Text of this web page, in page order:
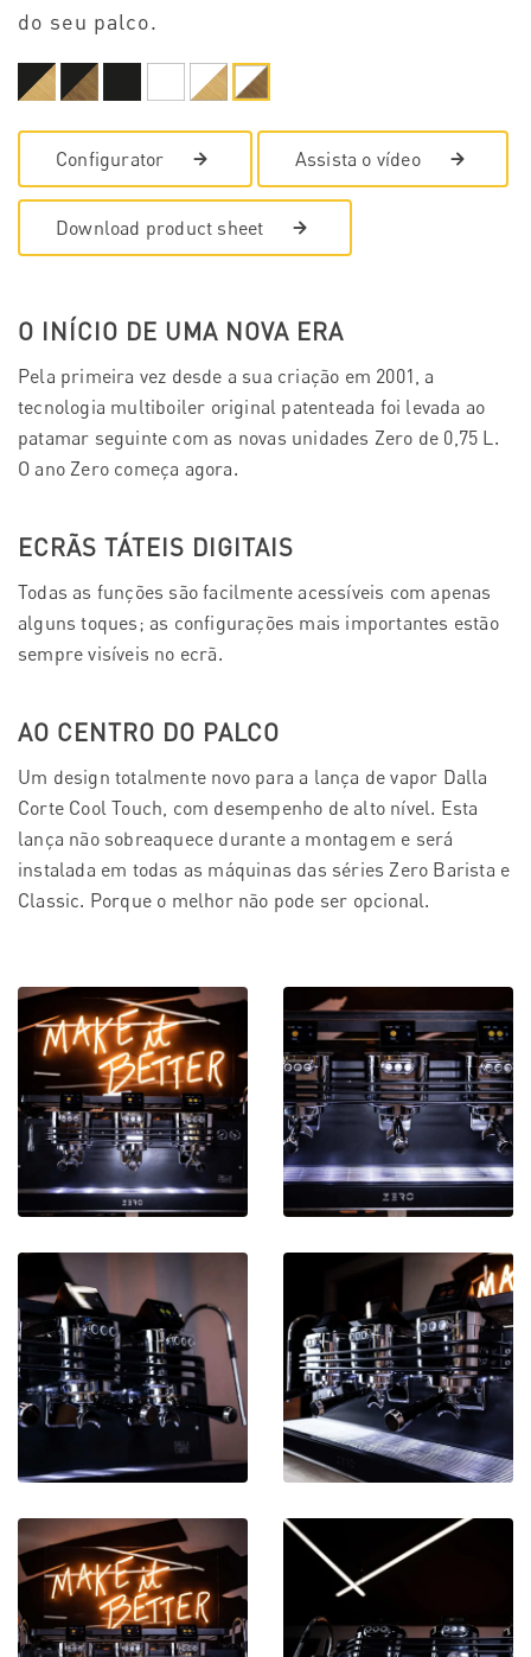
do seu palco.
Configurator Assista o vídeo
Download product sheet
O INÍCIO DE UMA NOVA ERA
Pela primeira vez desde a sua criação em 2001, a
tecnologia multiboiler original patenteada foi levada ao
patamar seguinte com as novas unidades Zero de 0,75 L.
O ano Zero começa agora.
ECRÃS TÁTEIS DIGITAIS
Todas as funções são facilmente acessíveis com apenas
alguns toques; as configurações mais importantes estão
sempre visíveis no ecrã.
AO CENTRO DO PALCO
Um design totalmente novo para a lança de vapor Dalla
Corte Cool Touch, com desempenho de alto nível. Esta
lança não sobreaquece durante a montagem e será
instalada em todas as máquinas das séries Zero Barista e
Classic. Porque o melhor não pode ser opcional.